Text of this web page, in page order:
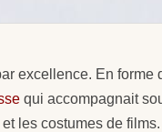
excellence. En
qui accompagnait
les costumes de films.